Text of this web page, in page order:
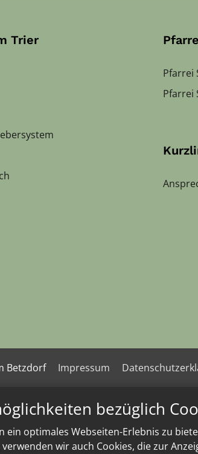
bezüglich
ein optimales Webseiten-Erlebnis zu
wir auch Cookies, die zur
Trier
Pfarrei
Pfarrei
Betzdorf Impressum